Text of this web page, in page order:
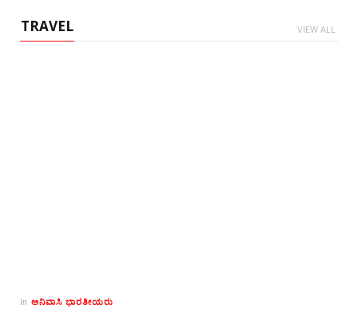
TRAVEL VIEW ALL
In ಅನಿವಾಸಿ ಭಾರತೀಯರು